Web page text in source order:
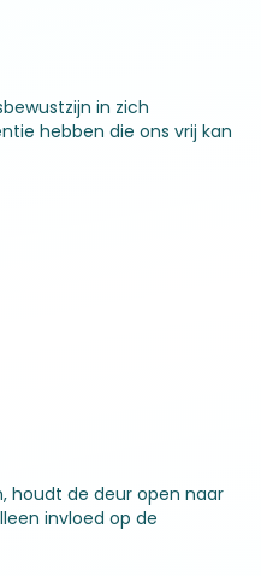
in zich
hebben die ons vrij kan
Leven zelf? Wat dan?
houdt de deur open naar
invloed op de
maar hij lijkt ook de